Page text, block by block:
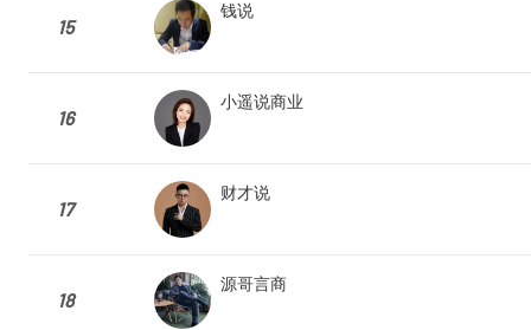
15
钱说
16
小遥说商业
17
财才说
18
源哥言商